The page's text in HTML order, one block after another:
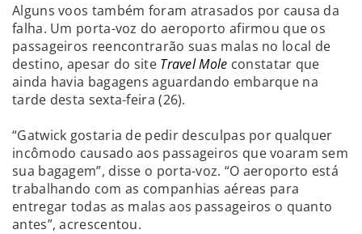
Alguns voos também foram atrasados por causa da
falha. Um porta-voz do aeroporto afirmou que os
passageiros reencontrarão suas malas no local de
destino, apesar do site Travel Mole constatar que
ainda havia bagagens aguardando embarque na
tarde desta sexta-feira (26).
“Gatwick gostaria de pedir desculpas por qualquer
incômodo causado aos passageiros que voaram sem
sua bagagem”, disse o porta-voz. “O aeroporto está
trabalhando com as companhias aéreas para
entregar todas as malas aos passageiros o quanto
antes”, acrescentou.